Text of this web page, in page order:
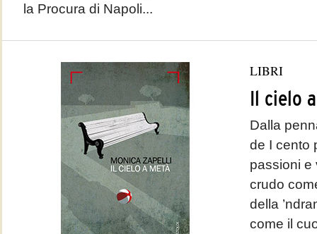
la Procura di Napoli...
LIBRI
Il cielo
Dalla
de I cento
passioni e
crudo
della
come il